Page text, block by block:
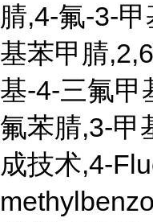
腈,4-氟-3-
基苯甲腈
基-4-三氟甲
氟苯腈,3-甲
成技术,4-